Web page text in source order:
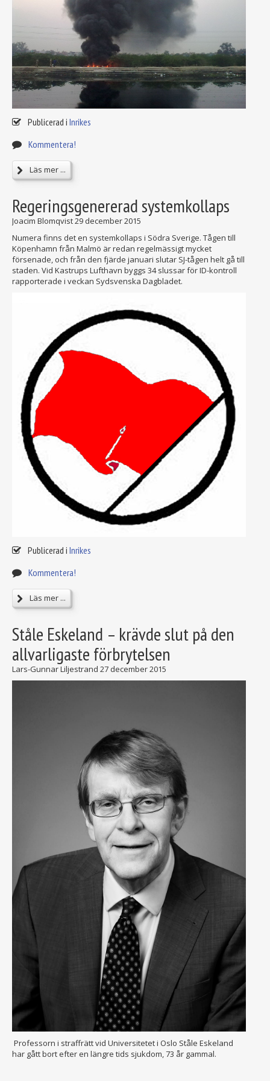
Publicerad i Inrikes
Kommentera!
Läs mer ...
Regeringsgenererad systemkollaps
Joacim Blomqvist29 december 2015
Numera finns det en systemkollaps i Södra Sverige. Tågen till
Köpenhamn från Malmö är redan regelmässigt mycket
försenade, och från den fjärde januari slutar SJ-tågen helt gå till
staden. Vid Kastrups Lufthavn byggs 34 slussar för ID-kontroll
rapporterade i veckan Sydsvenska Dagbladet.
Publicerad i Inrikes
Kommentera!
Läs mer ...
Ståle Eskeland – krävde slut på den
allvarligaste förbrytelsen
Lars-Gunnar Liljestrand 27 december 2015
Professorn i straffrätt vid Universitetet i Oslo Ståle Eskeland
har gått bort efter en längre tids sjukdom, 73 år gammal.